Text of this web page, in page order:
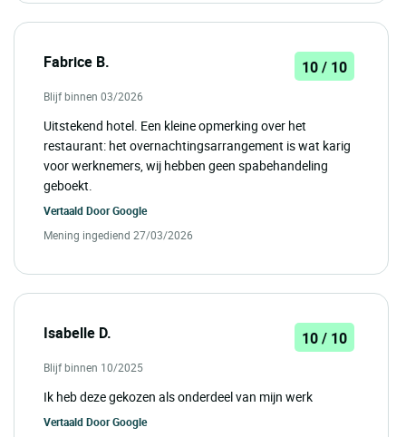
Fabrice B. 10 / 10
Blijf binnen 03/2026
Uitstekend hotel. Een kleine opmerking over het
restaurant: het overnachtingsarrangement is wat karig
voor werknemers, wij hebben geen spabehandeling
geboekt.
Vertaald DoorGoogle
Mening ingediend 27/03/2026
Isabelle D. 10 / 10
Blijf binnen 10/2025
Ik heb deze gekozen als onderdeel van mijn werk
Vertaald DoorGoogle